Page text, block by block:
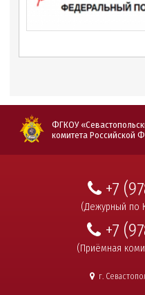
ФГКОУ
комитета Российской
+7
(Дежурный по
+7
(Приёмная
г.